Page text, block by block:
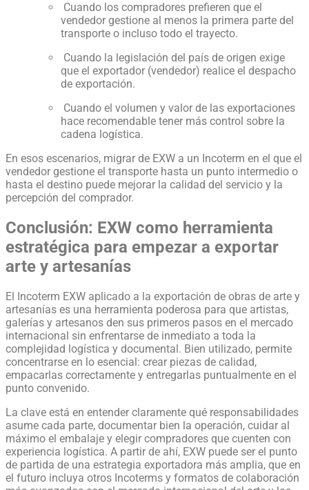
Cuando los compradores prefieren que el
vendedor gestione al menos la primera parte del
transporte o incluso todo el trayecto.
Cuando la legislación del país de origen exige
que el exportador (vendedor) realice el despacho
de exportación.
Cuando el volumen y valor de las exportaciones
hace recomendable tener más control sobre la
cadena logística.
En esos escenarios, migrar de EXW a un Incoterm en el que el
vendedor gestione el transporte hasta un punto intermedio o
hasta el destino puede mejorar la calidad del servicio y la
percepción del comprador.
Conclusión: EXW como herramienta
estratégica para empezar a exportar
arte y artesanías
El Incoterm EXW aplicado a la exportación de obras de arte y
artesanías es una herramienta poderosa para que artistas,
galerías y artesanos den sus primeros pasos en el mercado
internacional sin enfrentarse de inmediato a toda la
complejidad logística y documental. Bien utilizado, permite
concentrarse en lo esencial: crear piezas de calidad,
empacarlas correctamente y entregarlas puntualmente en el
punto convenido.
La clave está en entender claramente qué responsabilidades
asume cada parte, documentar bien la operación, cuidar al
máximo el embalaje y elegir compradores que cuenten con
experiencia logística. A partir de ahí, EXW puede ser el punto
de partida de una estrategia exportadora más amplia, que en
el futuro incluya otros Incoterms y formatos de colaboración